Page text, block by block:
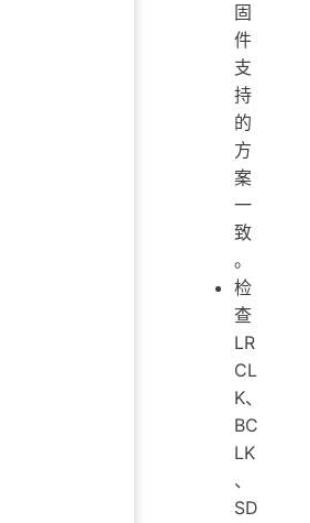
固
件
支
持
的
方
案
一
致
。
检
查
LR
CL
K、
BC
LK
、
SD